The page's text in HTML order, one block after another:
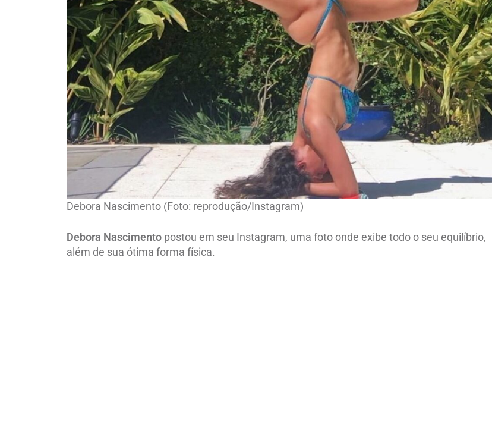
Debora Nascimento (Foto: reprodução/Instagram)
Debora Nascimento postou em seu Instagram, uma foto onde exibe todo o seu equilíbrio,
além de sua ótima forma física.